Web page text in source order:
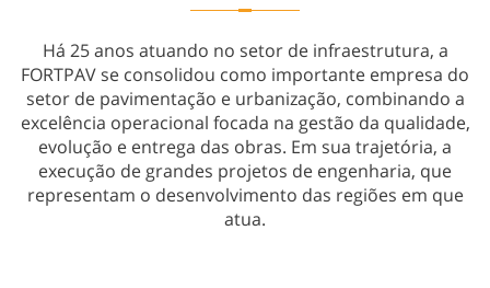
Há 25 anos atuando no setor de infraestrutura, a
FORTPAV se consolidou como importante empresa do
setor de pavimentação e urbanização, combinando a
excelência operacional focada na gestão da qualidade,
evolução e entrega das obras. Em sua trajetória, a
execução de grandes projetos de engenharia, que
representam o desenvolvimento das regiões em que
atua.